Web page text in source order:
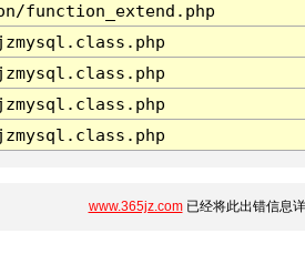
function_extend.php
www.365jz.com已经将此出错信息